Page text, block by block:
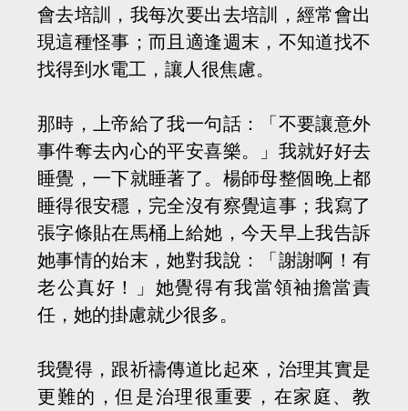
會去培訓，我每次要出去培訓，經常會出
現這種怪事；而且適逢週末，不知道找不
找得到水電工，讓人很焦慮。
那時，上帝給了我一句話：「不要讓意外
事件奪去內心的平安喜樂。」我就好好去
睡覺，一下就睡著了。楊師母整個晚上都
睡得很安穩，完全沒有察覺這事；我寫了
張字條貼在馬桶上給她，今天早上我告訴
她事情的始末，她對我說：「謝謝啊！有
老公真好！」她覺得有我當領袖擔當責
任，她的掛慮就少很多。
我覺得，跟祈禱傳道比起來，治理其實是
更難的，但是治理很重要，在家庭、教